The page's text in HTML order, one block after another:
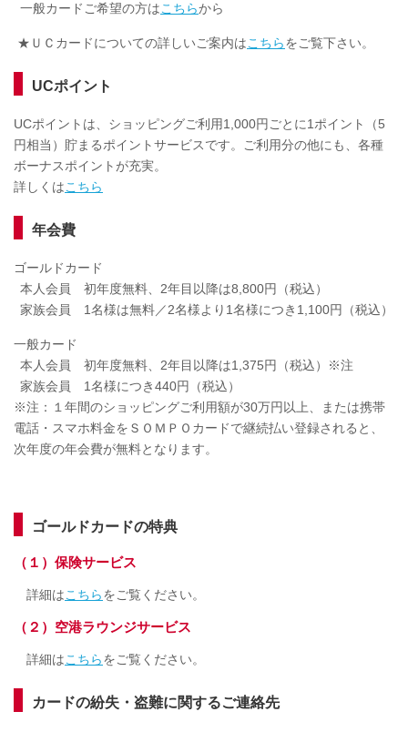
一般カードご希望の方はこちらから
★ＵＣカードについての詳しいご案内はこちらをご覧下さい。
UCポイント
UCポイントは、ショッピングご利用1,000円ごとに1ポイント（5
円相当）貯まるポイントサービスです。ご利用分の他にも、各種
ボーナスポイントが充実。
詳しくはこちら
年会費
ゴールドカード
本人会員 初年度無料、2年目以降は8,800円（税込）
家族会員 1名様は無料／2名様より1名様につき1,100円（税込）
一般カード
本人会員 初年度無料、2年目以降は1,375円（税込）※注
家族会員 1名様につき440円（税込）
※注：１年間のショッピングご利用額が30万円以上、または携帯
電話・スマホ料金をＳＯＭＰＯカードで継続払い登録されると、
次年度の年会費が無料となります。
ゴールドカードの特典
（１）保険サービス
詳細はこちらをご覧ください。
（２）空港ラウンジサービス
詳細はこちらをご覧ください。
カードの紛失・盗難に関するご連絡先